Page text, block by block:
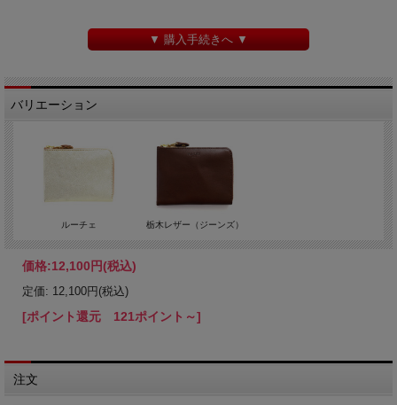
▼ 購入手続きへ ▼
バリエーション
ルーチェ 栃木レザー（ジーンズ）
価格:12,100円(税込)
定価: 12,100円(税込)
[ポイント還元 121ポイント～]
注文